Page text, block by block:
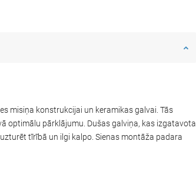
misiņa konstrukcijai un keramikas galvai. Tās
optimālu pārklājumu. Dušas galviņa, kas izgatavota
tīrībā un ilgi kalpo. Sienas montāža padara